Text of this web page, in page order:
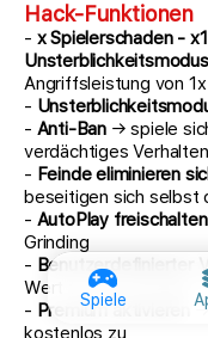
Spiele
Hack-Funktionen
- x Spielerschaden -
Angriffsleistung von
-
- Anti-Ban → spiele
verdächtiges
- Feinde eliminieren
beseitigen sich selbst
- AutoPlay freischalten
Grinding
- Benutzerdefinierter
Wert für Itemverkäufe
- Premium aktivieren
→
kostenlos zu